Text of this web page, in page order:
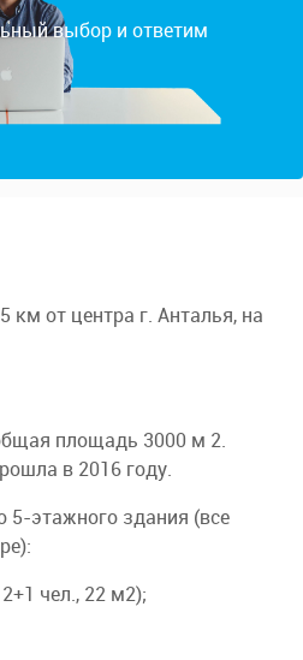
выбор и ответим
км от центра г. Анталья, на
площадь 3000 м 2.
в 2016 году.
5-этажного здания (все
чел., 22 м2);